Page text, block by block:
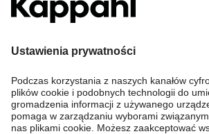
Potrzebujesz pomocy?